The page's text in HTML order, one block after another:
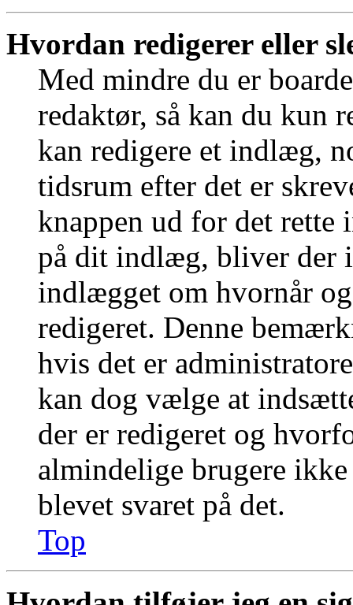
Hvordan redigerer eller
Med mindre du er
redaktør, så kan du kun
kan redigere et indlæg,
tidsrum efter det er
knappen ud for det rette
på dit indlæg, bliver der
indlægget om hvornår
redigeret. Denne
hvis det er
kan dog vælge at
der er redigeret og
almindelige brugere
blevet svaret på det.
Top